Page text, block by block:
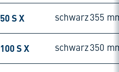
S X schwarz355
S X schwarz350